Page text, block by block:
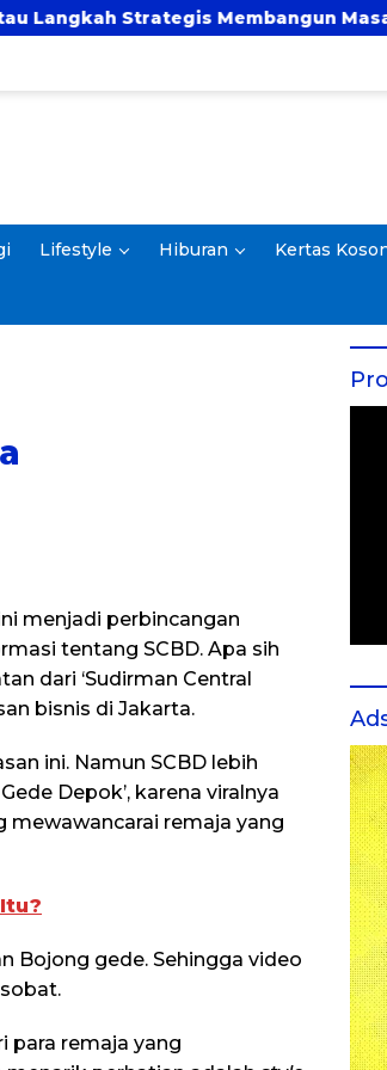
Membangun Masa Depan?
Lifestyle Hiburan Kertas
menjadi perbincangan
tentang SCBD. Apa sih
dari ‘Sudirman Central
bisnis di Jakarta.
ini. Namun SCBD lebih
Depok’, karena viralnya
mewawancarai remaja yang
Bojong gede. Sehingga video
sobat.
para remaja yang